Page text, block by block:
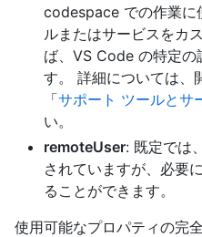
codespace での作業に
ルまたはサービスをカ
ば、VS Code の特定の
す。 詳細については、
「サポート ツールとサ
い。
remoteUser: 既定では
されていますが、必要
ることができます。
使用可能なプロパティの完